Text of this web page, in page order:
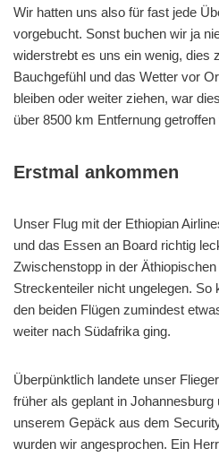
Wir hatten uns also für fast jede
vorgebucht. Sonst buchen wir ja
widerstrebt es uns ein wenig, dies
Bauchgefühl und das Wetter vor
bleiben oder weiter ziehen, war
über 8500 km Entfernung
Erstmal ankommen
Unser Flug mit der Ethiopian
und das Essen an Board richtig
Zwischenstopp in der
Streckenteiler nicht ungelegen.
den beiden Flügen zumindest
weiter nach Südafrika ging.
Überpünktlich landete unser
früher als geplant in
unserem Gepäck aus dem
wurden wir angesprochen. Ein